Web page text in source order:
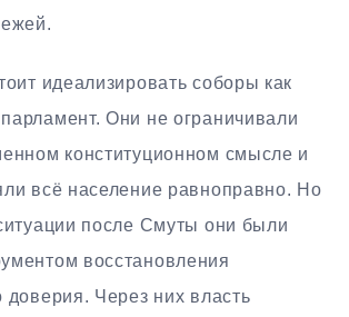
идеализировать соборы как
Они не ограничивали
конституционном смысле и
всё население равноправно. Но
после Смуты они были
восстановления
доверия. Через них власть